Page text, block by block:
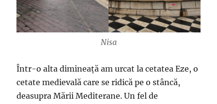
Nisa
Într-o alta dimineață am urcat la cetatea Eze, o
cetate medievală care se ridică pe o stâncă,
deasupra Mării Mediterane. Un fel de